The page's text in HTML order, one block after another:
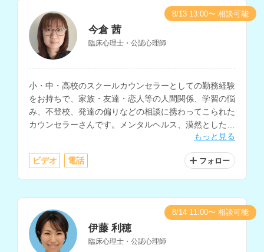
今倉 茜
臨床心理士・公認心理師
小・中・高校のスクールカウンセラーとしての勤務経験
をお持ちで、家族・友達・恋人等の人間関係、学習の悩
み、不登校、発達の偏りなどの相談に携わってこられた
カウンセラーさんです。メンタルヘルス、漠然とした不
もっと見る
ビデオ 電話 フォロー
8/13 13:00〜 相談可能
伊藤 利穂
臨床心理士・公認心理師
8/14 11:00〜 相談可能